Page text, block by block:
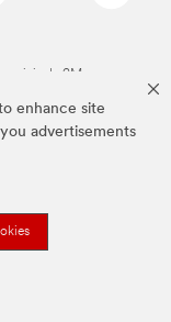
enhance site
advertisements
da 3M.